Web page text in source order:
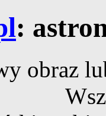
:
obraz